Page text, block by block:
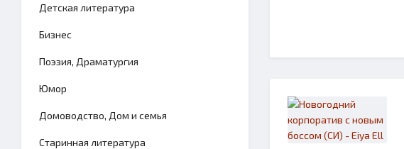
Детская литература
Бизнес
Поэзия, Драматургия
Юмор
Домоводство, Дом и семья
Старинная литература